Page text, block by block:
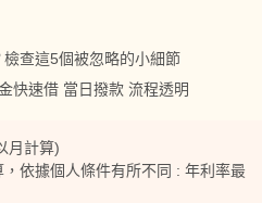
查這5個被忽略的小細節
快速借 當日撥款 流程透明
月計算)
依據個人條件有所不同 : 年利率最